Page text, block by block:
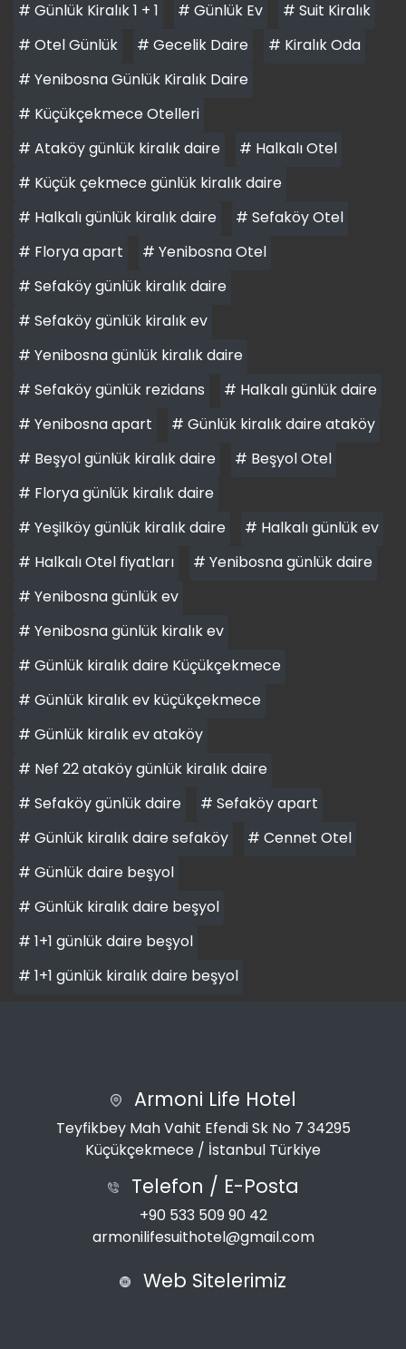
# Günlük Kiralık 1 + 1 # Günlük Ev
# Suit Kiralık
# Otel Günlük
# Gecelik Daire
# Kiralık Oda
# Yenibosna Günlük Kiralık Daire
# Küçükçekmece Otelleri
# Ataköy günlük kiralık daire
# Halkalı Otel
# Küçük çekmece günlük kiralık daire
# Halkalı günlük kiralık daire
# Sefaköy Otel
# Florya apart
# Yenibosna Otel
# Sefaköy günlük kiralık daire
# Sefaköy günlük kiralık ev
# Yenibosna günlük kiralık daire
# Sefaköy günlük rezidans
# Halkalı günlük daire
# Yenibosna apart
# Günlük kiralık daire ataköy
# Beşyol günlük kiralık daire
# Beşyol Otel
# Florya günlük kiralık daire
# Yeşilköy günlük kiralık daire
# Halkalı günlük ev
# Halkalı Otel fiyatları
# Yenibosna günlük daire
# Yenibosna günlük ev
# Yenibosna günlük kiralık ev
# Günlük kiralık daire Küçükçekmece
# Günlük kiralık ev küçükçekmece
# Günlük kiralık ev ataköy
# Nef 22 ataköy günlük kiralık daire
# Sefaköy günlük daire
# Sefaköy apart
# Günlük kiralık daire sefaköy
# Cennet Otel
# Günlük daire beşyol
# Günlük kiralık daire beşyol
# 1+1 günlük daire beşyol
# 1+1 günlük kiralık daire beşyol
Armoni Life Hotel
Teyfikbey Mah Vahit Efendi Sk No 7 34295
Küçükçekmece / İstanbul Türkiye
Telefon / E-Posta
+90 533 509 90 42
armonilifesuithotel@gmail.com
Web Sitelerimiz